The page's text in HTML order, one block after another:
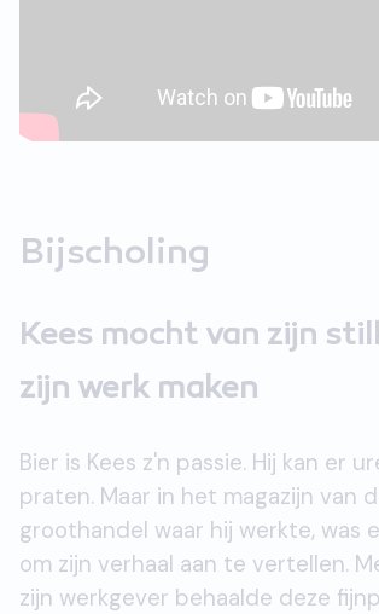
Bijscholing
Kees mocht van zijn
zijn werk maken
Bier is Kees z'n passie. Hij kan er
praten. Maar in het magazijn van
groothandel waar hij werkte, was
om zijn verhaal aan te vertellen.
zijn werkgever behaalde deze